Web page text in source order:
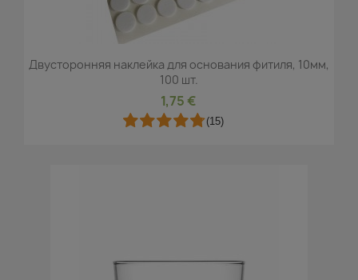
Двусторонняя наклейка для основания фитиля, 10мм,
100 шт.
1,75 €
(15)